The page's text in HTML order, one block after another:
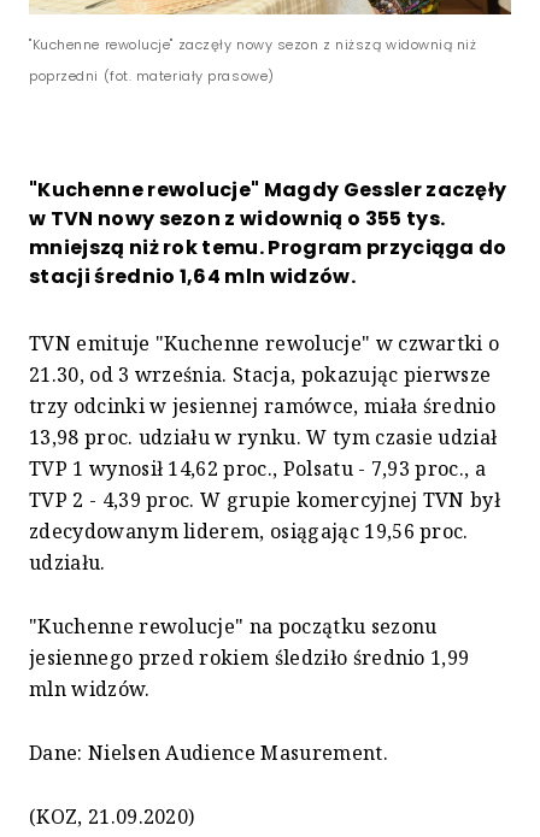
"Kuchenne rewolucje" zaczęły nowy sezon z niższą widownią niż
poprzedni (fot. materiały prasowe)
"Kuchenne rewolucje" Magdy Gessler zaczęły
w TVN nowy sezon z widownią o 355 tys.
mniejszą niż rok temu. Program przyciąga do
stacji średnio 1,64 mln widzów.
TVN emituje "Kuchenne rewolucje" w czwartki o
21.30, od 3 września. Stacja, pokazując pierwsze
trzy odcinki w jesiennej ramówce, miała średnio
13,98 proc. udziału w rynku. W tym czasie udział
TVP 1 wynosił 14,62 proc., Polsatu - 7,93 proc., a
TVP 2 - 4,39 proc. W grupie komercyjnej TVN był
zdecydowanym liderem, osiągając 19,56 proc.
udziału.
"Kuchenne rewolucje" na początku sezonu
jesiennego przed rokiem śledziło średnio 1,99
mln widzów.
Dane: Nielsen Audience Masurement.
(KOZ, 21.09.2020)